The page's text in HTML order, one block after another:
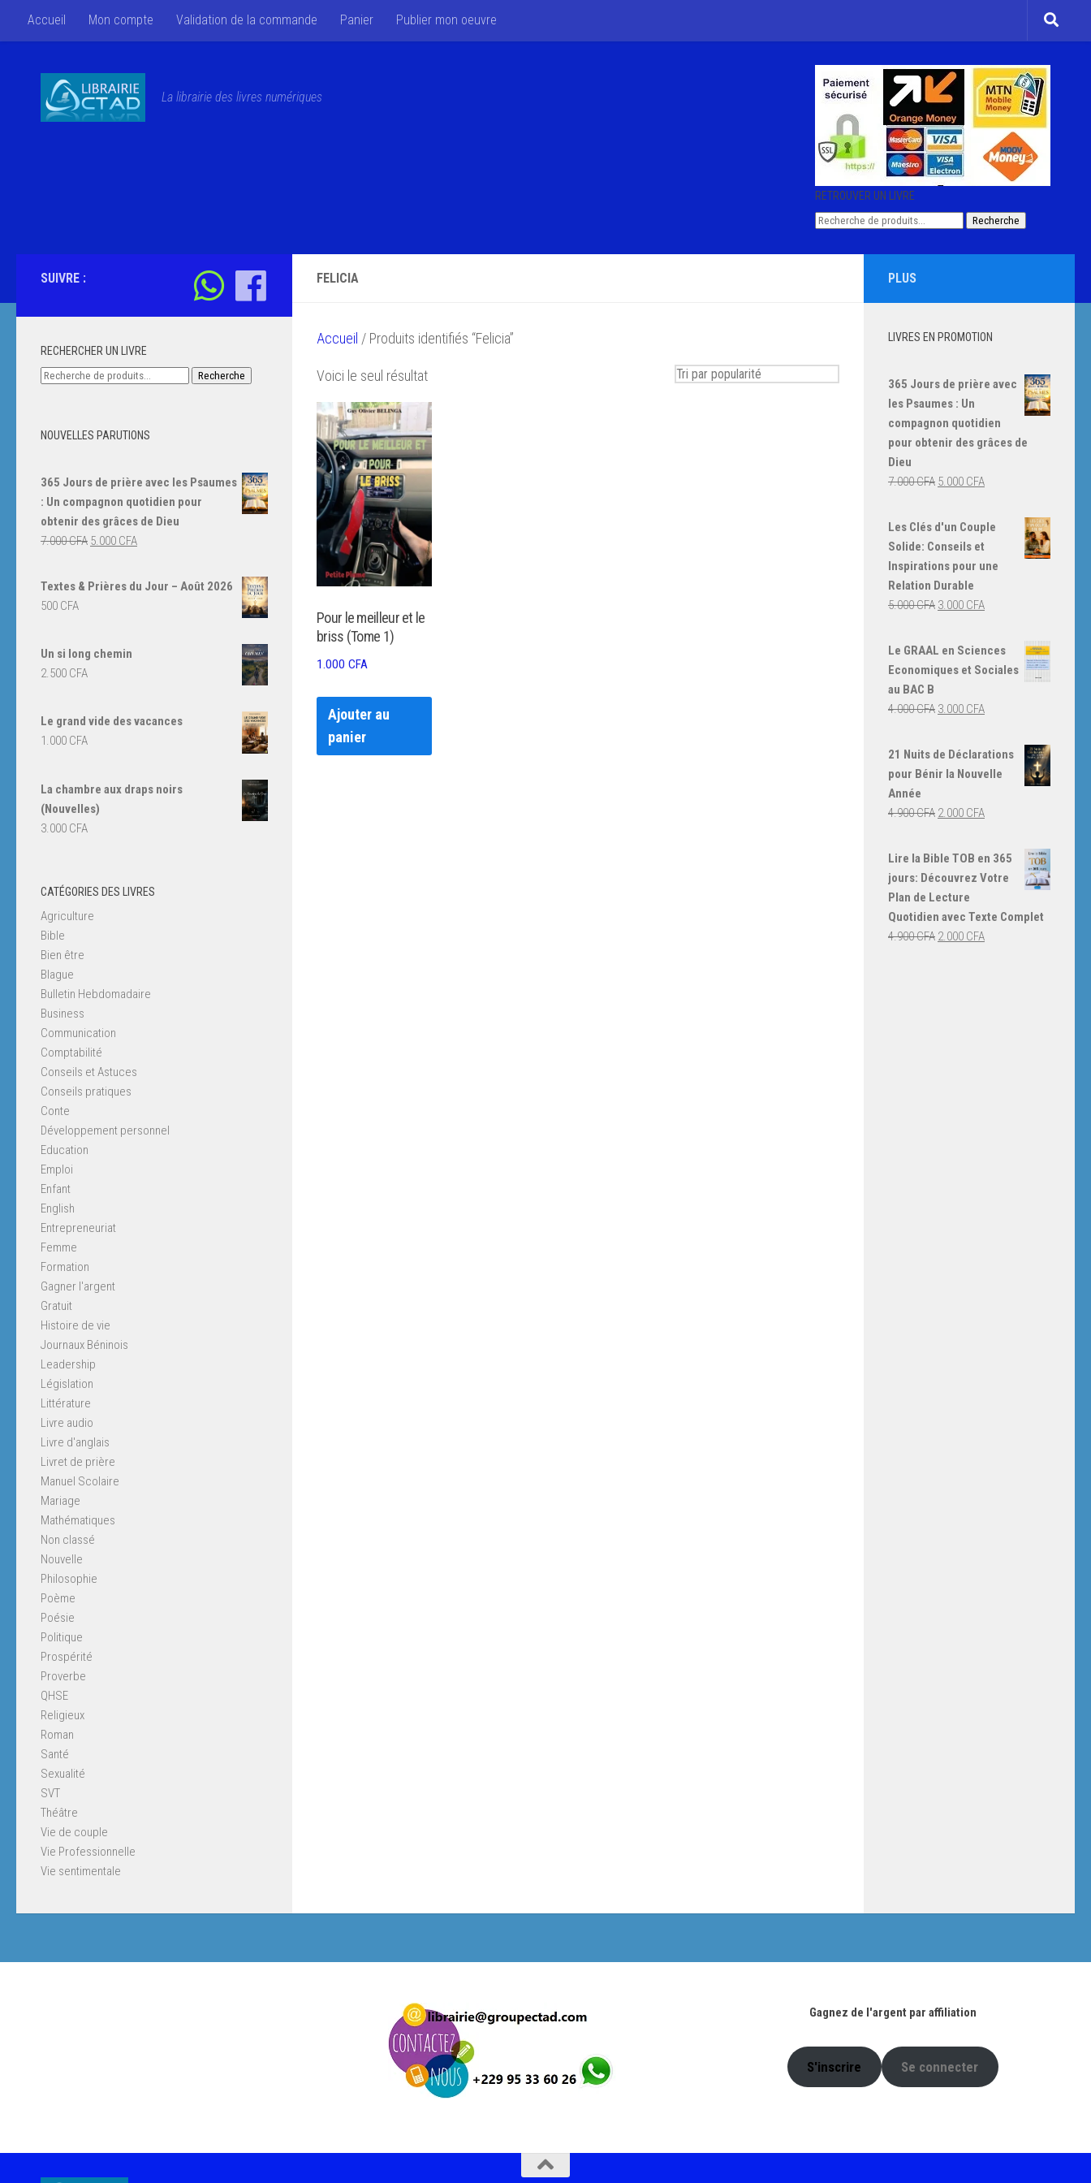
Skip to content
Accueil Mon compte Validation de la commande Panier Publier mon oeuvre
La librairie des livres numériques
RETROUVER UN LIVRE
Recherche
Recherche
FELICIA
Accueil / Produits identifiés “Felicia”
Voici le seul résultat
Pour le meilleur et le
briss (Tome 1)
1.000 CFA
Ajouter au
panier
SUIVRE :
RECHERCHER UN LIVRE
Recherche
Recherche
NOUVELLES PARUTIONS
365 Jours de prière avec les Psaumes
: Un compagnon quotidien pour
obtenir des grâces de Dieu
7.000CFA Le
initial
5.000 CFALe
actuel
Textes & Prières du Jour – Août 2026
500 CFA
Un si long chemin
2.500 CFA
Le grand vide des vacances
1.000 CFA
La chambre aux draps noirs
(Nouvelles)
3.000 CFA
CATÉGORIES DES LIVRES
Agriculture
Bible
Bien être
Blague
Bulletin Hebdomadaire
Business
Communication
Comptabilité
Conseils et Astuces
Conseils pratiques
Conte
Développement personnel
Education
Emploi
Enfant
English
Entrepreneuriat
Femme
Formation
Gagner l'argent
Gratuit
Histoire de vie
Journaux Béninois
Leadership
Législation
Littérature
Livre audio
Livre d'anglais
Livret de prière
Manuel Scolaire
Mariage
Mathématiques
Non classé
Nouvelle
Philosophie
Poème
Poésie
Politique
Prospérité
Proverbe
QHSE
Religieux
Roman
Santé
Sexualité
SVT
Théâtre
Vie de couple
Vie Professionnelle
Vie sentimentale
PLUS
LIVRES EN PROMOTION
365 Jours de prière avec
les Psaumes : Un
compagnon quotidien
pour obtenir des grâces de
Dieu
7.000CFA Le
initial
était :
5.000 CFALe
actuel
5.000 CFA.
Les Clés d'un Couple
Solide: Conseils et
Inspirations pour une
Relation Durable
5.000CFA Le
initial
3.000 CFALe
est :
3.000 CFA.
Le GRAAL en Sciences
Economiques et Sociales
au BAC B
4.000CFA Le
initial
était :
3.000 CFALe
actuel
est :
3.000 CFA.
21 Nuits de Déclarations
pour Bénir la Nouvelle
Année
4.900CFA Le
initial
4.900 CFA.
2.000 CFALe
actuel
est :
2.000 CFA.
Lire la Bible TOB en 365
jours: Découvrez Votre
Plan de Lecture
Quotidien avec Texte Complet
4.900CFA Le
2.000 CFALe
Gagnez de l'argent par affiliation
S'inscrire Se connecter